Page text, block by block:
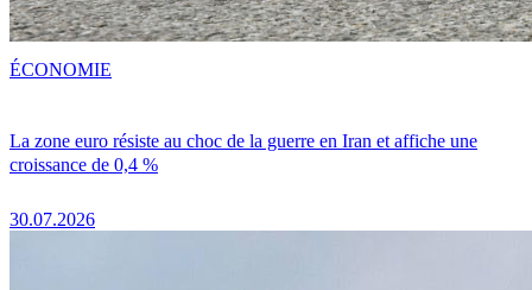
La zone euro résiste au choc de la guerre en Iran et affiche une
croissance de 0,4 %
30.07.2026
ÉCONOMIE